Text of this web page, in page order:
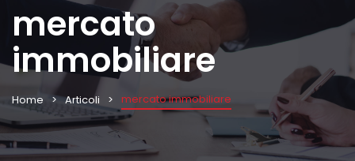
mercato
immobiliare
Home Articoli mercato immobiliare